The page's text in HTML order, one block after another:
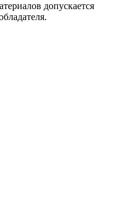
допускается